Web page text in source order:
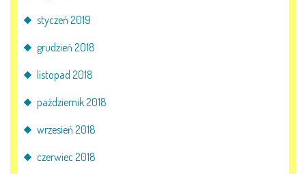
styczeń 2019
grudzień 2018
listopad 2018
październik 2018
wrzesień 2018
czerwiec 2018